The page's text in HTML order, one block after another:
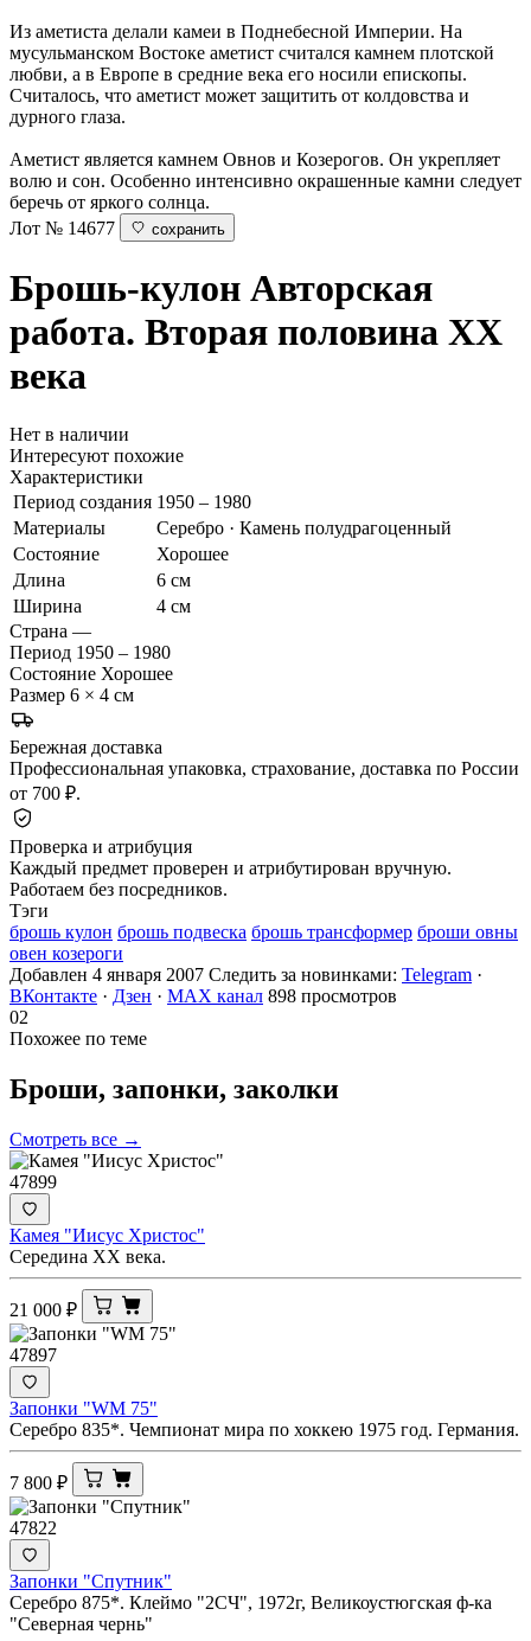
Из аметиста делали камеи в Поднебесной Империи. На
мусульманском Востоке аметист считался камнем плотской
любви, а в Европе в средние века его носили епископы.
Считалось, что аметист может защитить от колдовства и
дурного глаза.
Аметист является камнем Овнов и Козерогов. Он укрепляет
волю и сон. Особенно интенсивно окрашенные камни следует
беречь от яркого солнца.
Лот № 14677
сохранить
Брошь-кулон Авторская
работа. Вторая половина ХХ
века
Нет в наличии
Интересуют похожие
Характеристики
Период создания 1950 – 1980
Материалы
Серебро · Камень полудрагоценный
Состояние
Хорошее
Длина
6 см
Ширина
4 см
Страна —
Период 1950 – 1980
Состояние Хорошее
Размер 6 × 4 см
Бережная доставка
Профессиональная упаковка, страхование, доставка по России
от 700 ₽.
Проверка и атрибуция
Каждый предмет проверен и атрибутирован вручную.
Работаем без посредников.
Тэги
брошь кулон брошь подвеска брошь трансформер броши овны
овен козероги
Добавлен 4 января 2007 Следить за новинками: Telegram ·
ВКонтакте · Дзен · MAX канал 898 просмотров
02
Похожее по теме
Броши, запонки, заколки
Смотреть все →
47899
Камея "Иисус Христос"
Середина ХХ века.
21 000 ₽
47897
Запонки "WM 75"
Серебро 835*. Чемпионат мира по хоккею 1975 год. Германия.
7 800 ₽
47822
Запонки "Спутник"
Серебро 875*. Клеймо "2СЧ", 1972г, Великоустюгская ф-ка
"Северная чернь"